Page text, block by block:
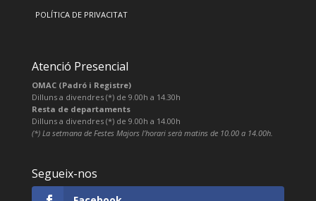
POLÍTICA DE PRIVACITAT
Atenció Presencial
OMAC (Padró i Registre)
Dilluns a divendres (*) de 9.00h a 14.30h
Resta de departaments
Dilluns a divendres (*) de 9.00h a 14.00h
(*) La setmana de Festes Majors l’horari serà matins de 10.00 a 14.00h.
Segueix-nos